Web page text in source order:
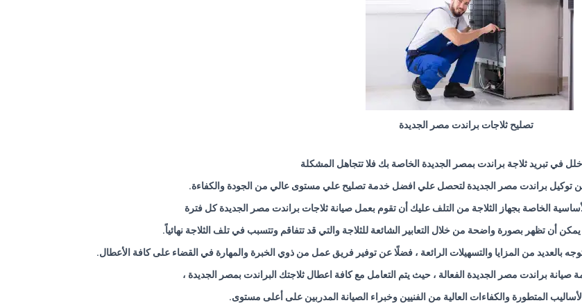
تصليح ثلاجات براندت مصر الجديدة
خلل في تبريد ثلاجة براندت بمصر الجديدة الخاصة بك فلا تتجاهل المشكلة
توكيل براندت مصر الجديدة لتحصل علي افضل خدمة تصليح علي مستوى عالي من الجودة والكفاءة.
الخاصة بجهاز الثلاجة من التلف عليك أن تقوم بعمل صيانة ثلاجات براندت مصر الجديدة كل فترة
أن تظهر بصورة واضحة من خلال التعابير الشائعة للثلاجة والتي قد تتفاقم وتتسبب في تلف الثلاجة نهائياً.
بالعديد من المزايا والتسهيلات الرائعة ، فضلًا عن توفير فريق عمل من ذوي الخبرة والمهارة في القضاء على كافة الأعطال.
براندت مصر الجديدة الفعالة ، حيث يتم التعامل مع كافة اعطال ثلاجتك البراندت بمصر الجديدة ،
المتطورة والكفاءات العالية من الفنيين وخبراء الصيانة المدربين على أعلى مستوى.